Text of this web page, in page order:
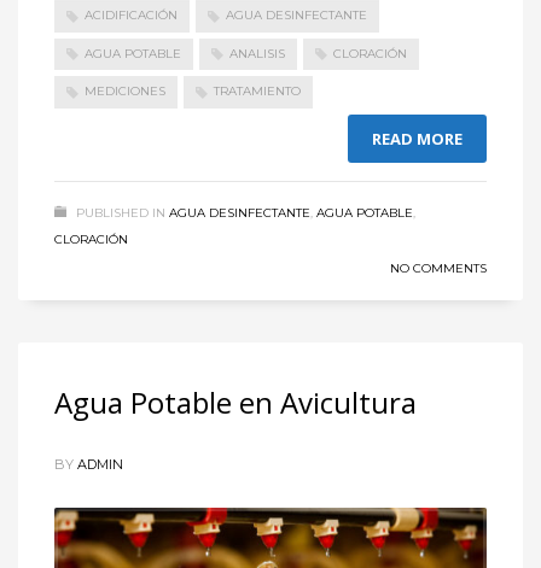
ACIDIFICACIÓN AGUA DESINFECTANTE
AGUA POTABLE ANALISIS CLORACIÓN
MEDICIONES TRATAMIENTO
READ MORE
PUBLISHED IN AGUA DESINFECTANTE AGUA POTABLE
CLORACIÓN
NO COMMENTS
Agua Potable en Avicultura
BY ADMIN